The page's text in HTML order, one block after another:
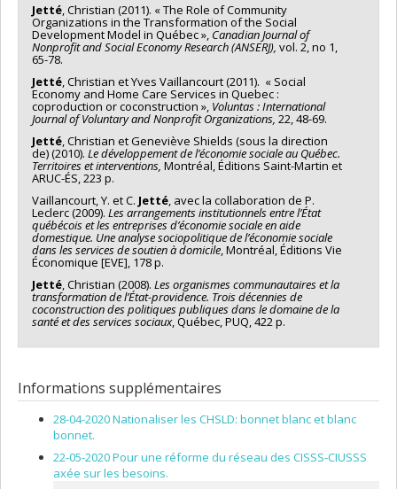
Jetté, Christian (2011). « The Role of Community
Organizations in the Transformation of the Social
Development Model in Québec », Canadian Journal of
Nonprofit and Social Economy Research (ANSERJ), vol. 2, no 1,
65-78.
Jetté, Christian et Yves Vaillancourt (2011). « Social
Economy and Home Care Services in Quebec :
coproduction or coconstruction », Voluntas : International
Journal of Voluntary and Nonprofit Organizations, 22, 48-69.
Jetté, Christian et Geneviève Shields (sous la direction
de) (2010). Le développement de l’économie sociale au Québec.
Territoires et interventions, Montréal, Éditions Saint-Martin et
ARUC-ÉS, 223 p.
Vaillancourt, Y. et C. Jetté, avec la collaboration de P.
Leclerc (2009). Les arrangements institutionnels entre l’État
québécois et les entreprises d’économie sociale en aide
domestique. Une analyse sociopolitique de l’économie sociale
dans les services de soutien à domicile, Montréal, Éditions Vie
Économique [EVE], 178 p.
Jetté, Christian (2008). Les organismes communautaires et la
transformation de l’État-providence. Trois décennies de
coconstruction des politiques publiques dans le domaine de la
santé et des services sociaux, Québec, PUQ, 422 p.
Informations supplémentaires
28-04-2020 Nationaliser les CHSLD: bonnet blanc et blanc
bonnet.
22-05-2020 Pour une réforme du réseau des CISSS-CIUSSS
axée sur les besoins.